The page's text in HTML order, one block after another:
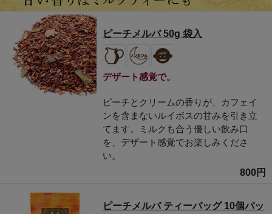
ピーチメルバ 50g 袋入
デザート感覚で。
ピーチとクリームの香りが、カフェイ
ンを含まないルイボスの甘みを引き立
てます。ミルクも合う優しい飲み口
を、デザート感覚でお楽しみくださ
い。
800円
ピーチメルバ ティーバッグ 10個パッ